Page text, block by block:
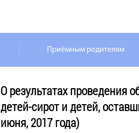
Приёмным родителям
О результатах проведения
детей-сирот и детей,
июня, 2017 года)